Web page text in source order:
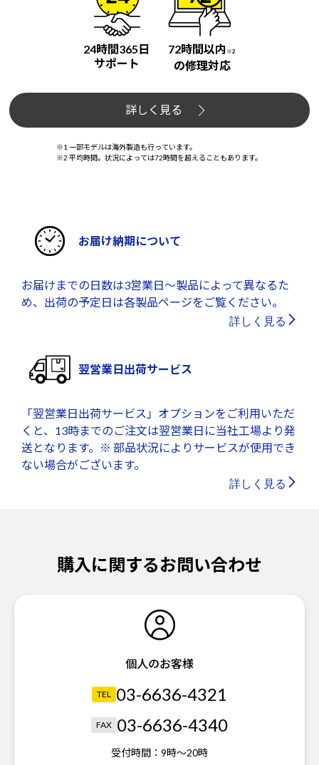
24時間365日
サポート
72時間以内 ※2
の修理対応
詳しく見る
※1 一部モデルは海外製造も行っています。
※2 平均時間。状況によっては72時間を超えることもあります。
お届け納期について
お届けまでの日数は3営業日～製品によって異なるた
め、出荷の予定日は各製品ページをご覧ください。
詳しく見る
翌営業日出荷サービス
「翌営業日出荷サービス」オプションをご利用いただ
くと、13時までのご注文は翌営業日に当社工場より発
送となります。※ 部品状況によりサービスが使用でき
ない場合がございます。
詳しく見る
購入に関するお問い合わせ
個人のお客様
TEL 03-6636-4321
FAX 03-6636-4340
受付時間： 9時～20時